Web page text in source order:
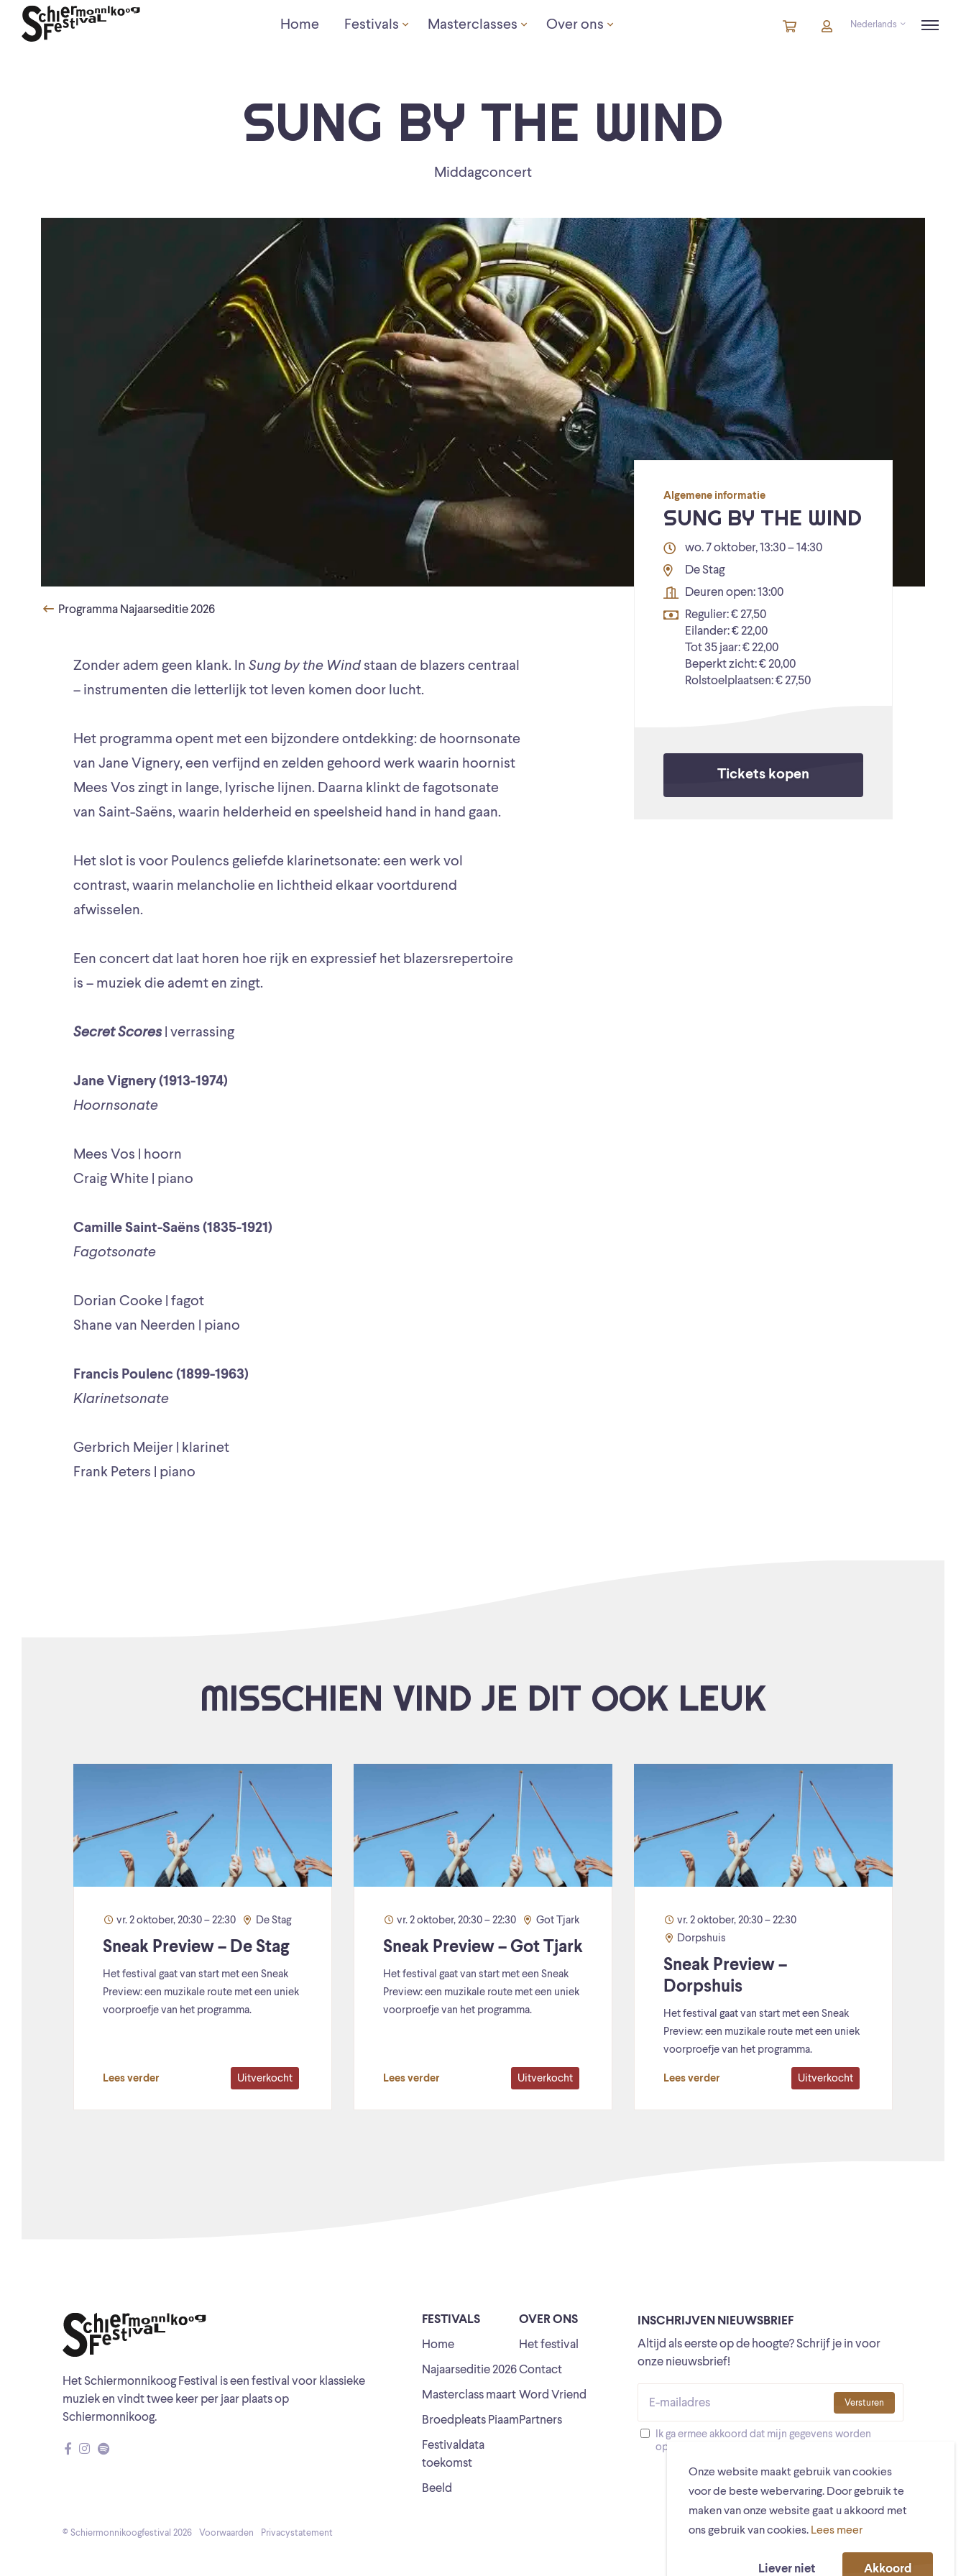
Onze website maakt gebruik van cookies
voor de beste webervaring. Door gebruik te
maken van onze website gaat u akkoord met
ons gebruik van cookies. Lees meer
Liever niet Akkoord
Home Festivals Masterclasses Over ons Winkelmandje
artikelenAccountNederlands
SUNG BY THE WIND
Middagconcert
Programma Najaarseditie 2026
Zonder adem geen klank. In Sung by the Wind staan de blazers centraal
– instrumenten die letterlijk tot leven komen door lucht.
Het programma opent met een bijzondere ontdekking: de hoornsonate
van Jane Vignery, een verfijnd en zelden gehoord werk waarin hoornist
Mees Vos zingt in lange, lyrische lijnen. Daarna klinkt de fagotsonate
van Saint-Saëns, waarin helderheid en speelsheid hand in hand gaan.
Het slot is voor Poulencs geliefde klarinetsonate: een werk vol
contrast, waarin melancholie en lichtheid elkaar voortdurend
afwisselen.
Een concert dat laat horen hoe rijk en expressief het blazersrepertoire
is – muziek die ademt en zingt.
Secret Scores | verrassing
Jane Vignery (1913-1974)
Hoornsonate
Mees Vos | hoorn
Craig White | piano
Camille Saint-Saëns (1835-1921)
Fagotsonate
Dorian Cooke | fagot
Shane van Neerden | piano
Francis Poulenc (1899-1963)
Klarinetsonate
Gerbrich Meijer | klarinet
Frank Peters | piano
Algemene informatie
SUNG BY THE WIND
wo. 7 oktober, 13:30 – 14:30
De Stag
Deuren open: 13:00
Regulier: € 27,50
Eilander: € 22,00
Tot 35 jaar: € 22,00
Beperkt zicht: € 20,00
Rolstoelplaatsen: € 27,50
Tickets kopen
MISSCHIEN VIND JE DIT OOK LEUK
vr. 2 oktober, 20:30 – 22:30 De Stag
Sneak Preview – De Stag
Het festival gaat van start met een Sneak
Preview: een muzikale route met een uniek
voorproefje van het programma.
Lees verder Uitverkocht
vr. 2 oktober, 20:30 – 22:30 Got Tjark
Sneak Preview – Got Tjark
Het festival gaat van start met een Sneak
Preview: een muzikale route met een uniek
voorproefje van het programma.
Lees verder Uitverkocht
vr. 2 oktober, 20:30 – 22:30
Dorpshuis
Sneak Preview –
Dorpshuis
Het festival gaat van start met een Sneak
Preview: een muzikale route met een uniek
voorproefje van het programma.
Lees verder Uitverkocht
Het Schiermonnikoog Festival is een festival voor klassieke
muziek en vindt twee keer per jaar plaats op
Schiermonnikoog.
FESTIVALS
Home
Najaarseditie 2026
Masterclass maart
Broedpleats Piaam
Festivaldata
toekomst
Beeld
OVER ONS
Het festival
Contact
Word Vriend
Partners
INSCHRIJVEN NIEUWSBRIEF
Altijd als eerste op de hoogte? Schrijf je in voor
onze nieuwsbrief!
Ik ga ermee akkoord dat mijn gegevens worden
opgeslagen
Versturen
© Schiermonnikoogfestival 2026 Voorwaarden Privacystatement